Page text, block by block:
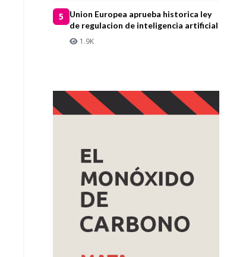
5
Union Europea aprueba historica ley
de regulacion de inteligencia artificial
1.9K